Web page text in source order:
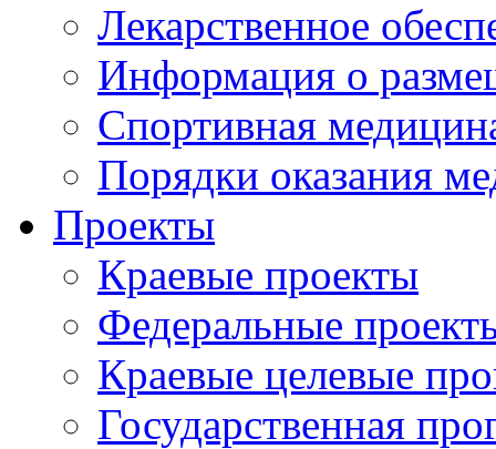
Лекарственное
Информация о
Спортивная
Порядки оказания
Проекты
Краевые проекты
Федеральные
Краевые целевые
Государственная